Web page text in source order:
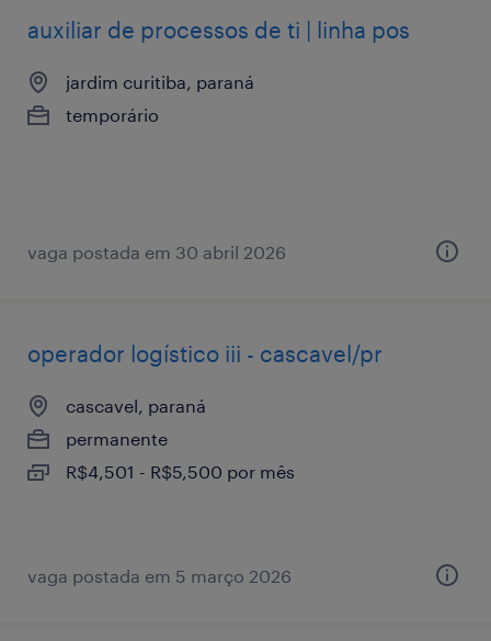
auxiliar de processos de ti | linha pos
jardim curitiba, paraná
temporário
vaga postada em 30 abril 2026
operador logístico iii - cascavel/pr
cascavel, paraná
permanente
R$4,501 - R$5,500 por mês
vaga postada em 5 março 2026